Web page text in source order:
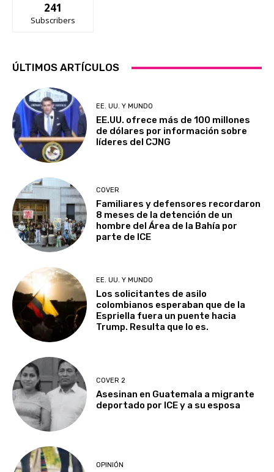
241
Subscribers
ÚLTIMOS ARTÍCULOS
EE. UU. Y MUNDO
EE.UU. ofrece más de 100 millones
de dólares por información sobre
líderes del CJNG
COVER
Familiares y defensores recordaron
8 meses de la detención de un
hombre del Área de la Bahía por
parte de ICE
EE. UU. Y MUNDO
Los solicitantes de asilo
colombianos esperaban que de la
Espriella fuera un puente hacia
Trump. Resulta que lo es.
COVER 2
Asesinan en Guatemala a migrante
deportado por ICE y a su esposa
OPINIÓN